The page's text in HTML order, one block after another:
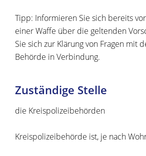
Tipp: Informieren Sie sich bereits
einer Waffe über die geltenden
Sie sich zur Klärung von Fragen mit
Behörde in Verbindung.
Zuständige Stelle
die Kreispolizeibehörden
Kreispolizeibehörde ist, je nach